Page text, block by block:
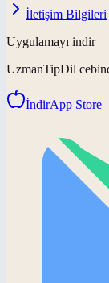
İletişim Bilgileri
Uygulamayı indir
UzmanTipDil
İndirApp Store